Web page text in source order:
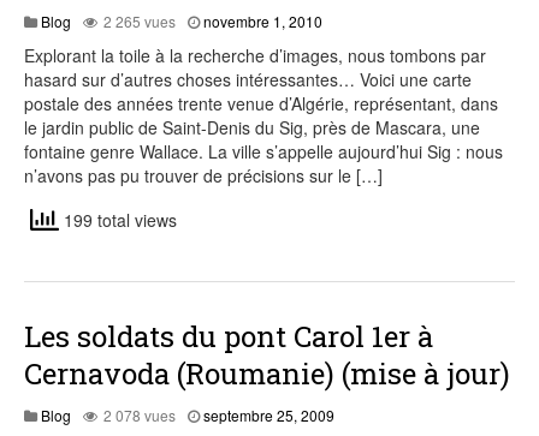
Blog 2 265 vues novembre 1, 2010
2015
Explorant la toile à la recherche d’images, nous tombons par
hasard sur d’autres choses intéressantes… Voici une carte
postale des années trente venue d’Algérie, représentant, dans
le jardin public de Saint-Denis du Sig, près de Mascara, une
fontaine genre Wallace. La ville s’appelle aujourd’hui Sig : nous
n’avons pas pu trouver de précisions sur le […]
199 total views
Les soldats du pont Carol 1er à
Cernavoda (Roumanie) (mise à jour)
Blog 2 078 vues septembre 25, 2009